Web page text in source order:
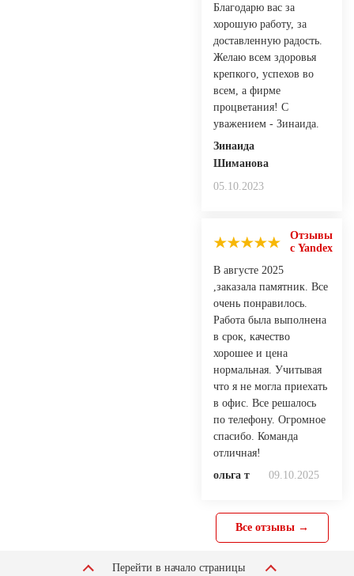
Благодарю вас за
хорошую работу, за
доставленную радость.
Желаю всем здоровья
крепкого, успехов во
всем, а фирме
процветания! С
уважением - Зинаида.
Зинаида
Шиманова
05.10.2023
Отзывы
с Yandex
В августе 2025
,заказала памятник. Все
очень понравилось.
Работа была выполнена
в срок, качество
хорошее и цена
нормальная. Учитывая
что я не могла приехать
в офис. Все решалось
по телефону. Огромное
спасибо. Команда
отличная!
ольга т
09.10.2025
Все отзывы →
Перейти в начало страницы